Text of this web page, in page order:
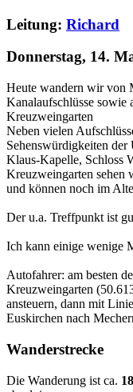
Leitung: Richard
Donnerstag, 14.
Heute wandern wir von
Kanalaufschlüsse sowie
Kreuzweingarten
Neben vielen
Sehenswürdigkeiten
Klaus-Kapelle, Schloss
Kreuzweingarten sehen
und können noch im
Der u.a. Treffpunkt ist
Ich kann einige wenige
Autofahrer: am besten
Kreuzweingarten
ansteuern, dann mit
Euskirchen nach
Wanderstrecke
Die Wanderung ist ca.